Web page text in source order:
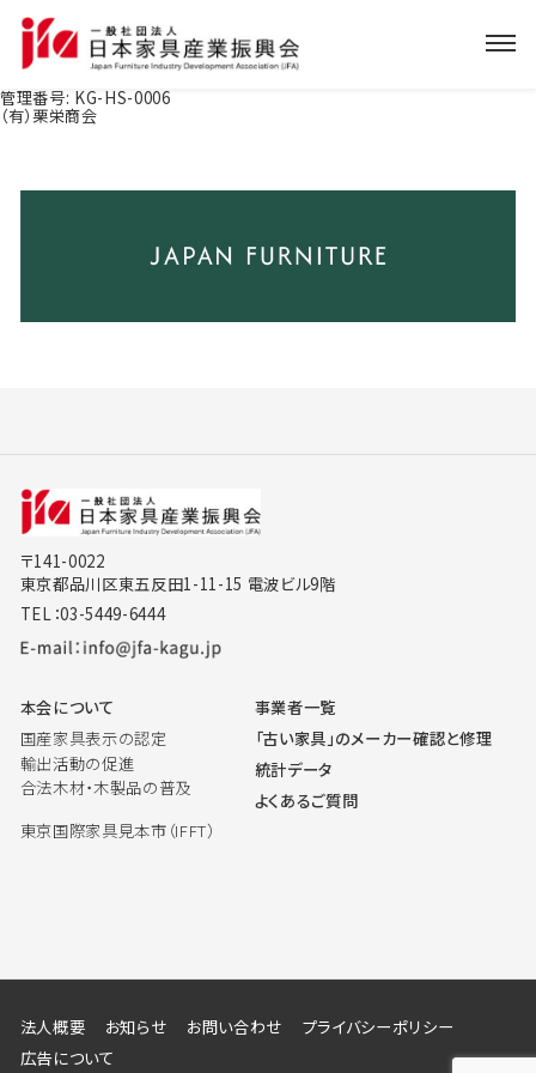
管理番号: KG-HS-0006
（有）栗栄商会
〒141-0022
東京都品川区東五反田1-11-15 電波ビル9階
TEL：03-5449-6444
本会について
国産家具表示の認定
輸出活動の促進
合法木材・木製品の普及
東京国際家具見本市（IFFT）
事業者一覧
「古い家具」のメーカー確認と修理
統計データ
よくあるご質問
法人概要 お知らせ お問い合わせ
プライバシーポリシー
広告について